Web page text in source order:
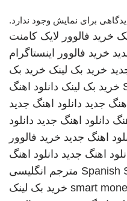
برای نمایش وجود ندارد.
خرید فالوور لایک کامنت
خرید فالوور اینستاگرام
خرید بک لینک خرید بک
خرید بک لینک دانلود اهنگ
جدید دانلود اهنگ جدید
دانلود اهنگ جدید دانلود
اهنگ جدید خرید فالوور
اهنگ جدید دانلود اهنگ
Spanish مترجم انگلیسی
smart خرید بک لینک